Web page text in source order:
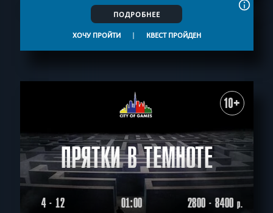
ПОДРОБНЕЕ
ХОЧУ ПРОЙТИ | КВЕСТ ПРОЙДЕН
10+
ПРЯТКИ В ТЕМНОТЕ
4 - 12 01:00 2800 - 8400р.